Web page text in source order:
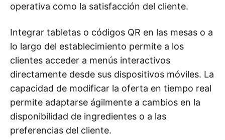
operativa como la satisfacción del cliente.
Integrar tabletas o códigos QR en las mesas o a
lo largo del establecimiento permite a los
clientes acceder a menús interactivos
directamente desde sus dispositivos móviles. La
capacidad de modificar la oferta en tiempo real
permite adaptarse ágilmente a cambios en la
disponibilidad de ingredientes o a las
preferencias del cliente.